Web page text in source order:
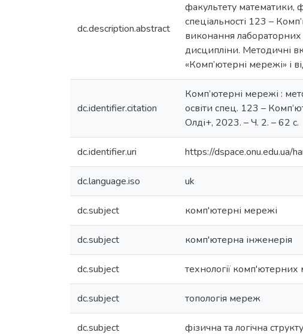
dc.description.abstract
факультету математики,
спеціальності 123 –
виконання лабораторних
дисципліни. Методичні
«Комп’ютерні мережі» і
dc.identifier.citation
Комп’ютерні мережі :
освіти спец. 123 –
Олді+, 2023. – Ч. 2. – 62 с.
dc.identifier.uri https://
dc.language.iso uk
dc.subject комп'ютерні мережі
dc.subject комп'ютерна інженерія
dc.subject технології
dc.subject топологія мереж
dc.subject фізична та логічна